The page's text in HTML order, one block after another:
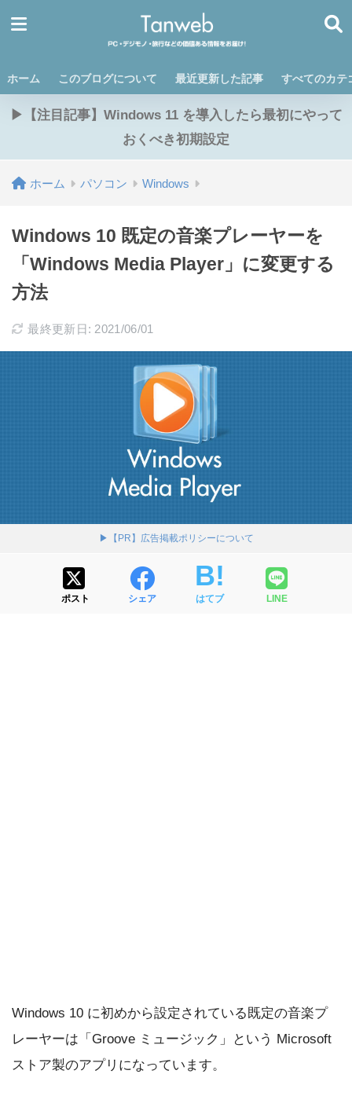
ホーム このブログについて 最近更新した記事 すべてのカテ
▶【注目記事】Windows 11 を導入したら最初にやって
おくべき初期設定
ホーム パソコン Windows
Windows 10 既定の音楽プレーヤーを
「Windows Media Player」に変更する
方法
最終更新日: 2021/06/01
▶【PR】広告掲載ポリシーについて
ポスト シェア はてブ LINE
Windows 10 に初めから設定されている既定の音楽プ
レーヤーは「Groove ミュージック」という Microsoft
ストア製のアプリになっています。